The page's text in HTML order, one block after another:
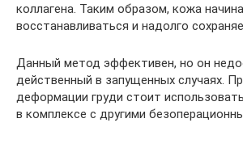
коллагена. Таким образом, кожа
восстанавливаться и надолго
Данный метод эффективен, но он
действенный в запущенных случаях.
деформации груди стоит
в комплексе с другими